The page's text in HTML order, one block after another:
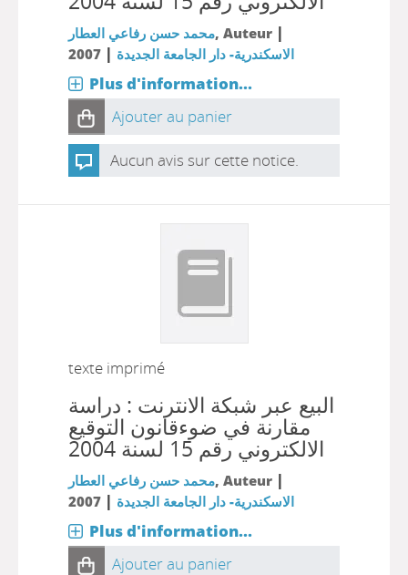
محمد حسن رفاعي العطار, Auteur |
الاسكندرية- دار الجامعة الجديدة |
2007
Plus d'information...
Ajouter au panier
Aucun avis sur cette notice.
texte imprimé
البيع عبر شبكة الانترنت : دراسة
مقارنة في ضوءقانون التوقيع
الالكتروني رقم 15 لسنة 2004
محمد حسن رفاعي العطار, Auteur |
الاسكندرية- دار الجامعة الجديدة |
2007
Plus d'information...
Ajouter au panier